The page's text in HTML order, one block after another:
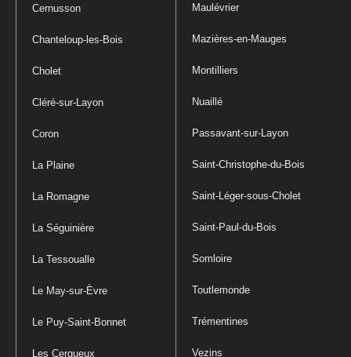
Cernusson
Chanteloup-les-Bois
Cholet
Cléré-sur-Layon
Coron
La Plaine
La Romagne
La Séguinière
La Tessoualle
Le May-sur-Èvre
Le Puy-Saint-Bonnet
Les Cerqueux
Maulévrier
Mazières-en-Mauges
Montilliers
Nuaillé
Passavant-sur-Layon
Saint-Christophe-du-Bois
Saint-Léger-sous-Cholet
Saint-Paul-du-Bois
Somloire
Toutlemonde
Trémentines
Vezins